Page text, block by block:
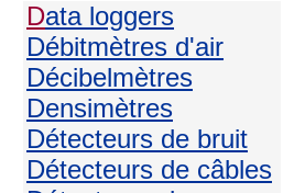
Data loggers
Débitmètres d'air
Décibelmètres
Densimètres
Détecteurs de bruit
Détecteurs de câbles